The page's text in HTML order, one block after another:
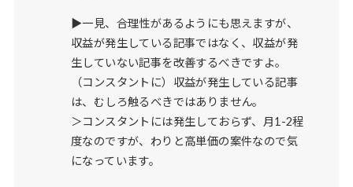
▶一見、合理性があるようにも思えますが、
収益が発生している記事ではなく、収益が発
生していない記事を改善するべきですよ。
（コンスタントに）収益が発生している記事
は、むしろ触るべきではありません。
＞コンスタントには発生しておらず、月1-2程
度なのですが、わりと高単価の案件なので気
になっています。